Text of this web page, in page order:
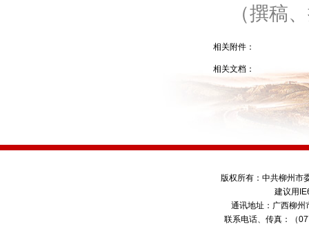
（撰稿
相关附件：
相关文档：
版权所有：中共柳州
建议用
通讯地址：广西柳
联系电话、传真：（